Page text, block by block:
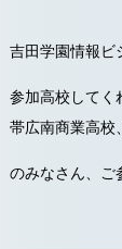
吉田学園情報ビ
参加高校してく
帯広南商業高校
のみなさん、ご